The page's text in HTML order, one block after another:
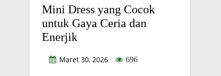
Mini Dress yang Cocok
untuk Gaya Ceria dan
Enerjik
Maret 30, 2026 696